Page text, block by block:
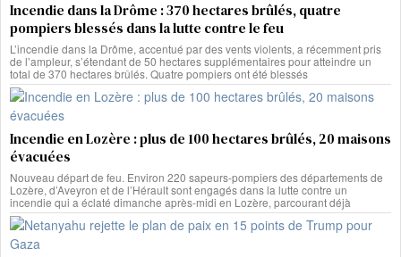
Incendie dans la Drôme : 370 hectares brûlés, quatre
pompiers blessés dans la lutte contre le feu
L’incendie dans la Drôme, accentué par des vents violents, a récemment pris
de l’ampleur, s’étendant de 50 hectares supplémentaires pour atteindre un
total de 370 hectares brûlés. Quatre pompiers ont été blessés
Incendie en Lozère : plus de 100 hectares brûlés, 20 maisons
évacuées
Nouveau départ de feu. Environ 220 sapeurs-pompiers des départements de
Lozère, d’Aveyron et de l’Hérault sont engagés dans la lutte contre un
incendie qui a éclaté dimanche après-midi en Lozère, parcourant déjà